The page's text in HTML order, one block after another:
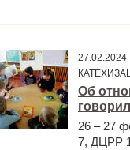
Об
26 – 27
7, ДЦРР